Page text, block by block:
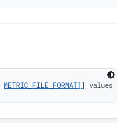
METRIC_FILE_FORMAT[] values ()